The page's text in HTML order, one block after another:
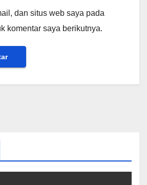
dan situs web saya pada
komentar saya berikutnya.